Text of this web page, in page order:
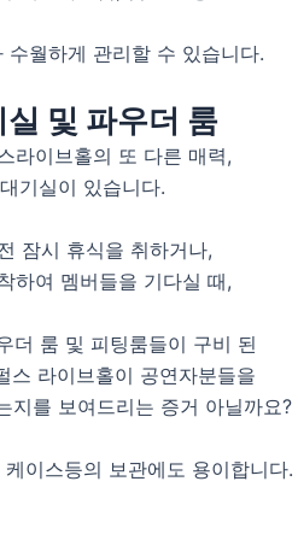
수월하게 관리할 수 있습니다.
실 및 파우더 룸
라이브홀의 또 다른 매력,
대기실이 있습니다.
잠시 휴식을 취하거나,
하여 멤버들을 기다실 때,
더 룸 및 피팅룸들이 구비 된
스 라이브홀이 공연자분들을
지를 보여드리는 증거 아닐까요?
이스등의 보관에도 용이합니다.